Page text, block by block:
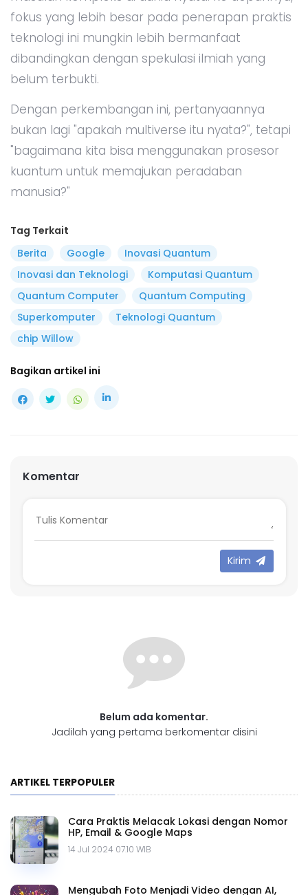
fokus yang lebih besar pada penerapan praktis
teknologi ini mungkin lebih bermanfaat
dibandingkan dengan spekulasi ilmiah yang
belum terbukti.
Dengan perkembangan ini, pertanyaannya
bukan lagi "apakah multiverse itu nyata?", tetapi
"bagaimana kita bisa menggunakan prosesor
kuantum untuk memajukan peradaban
manusia?"
Tag Terkait
Berita
Google
Inovasi Quantum
Inovasi dan Teknologi
Komputasi Quantum
Quantum Computer
Quantum Computing
Superkomputer
Teknologi Quantum
chip Willow
Bagikan artikel ini
Komentar
Kirim
Belum ada komentar.
Jadilah yang pertama berkomentar disini
ARTIKEL TERPOPULER
Cara Praktis Melacak Lokasi dengan Nomor
HP, Email & Google Maps
14 Jul 2024 07.10 WIB
Mengubah Foto Menjadi Video dengan AI,